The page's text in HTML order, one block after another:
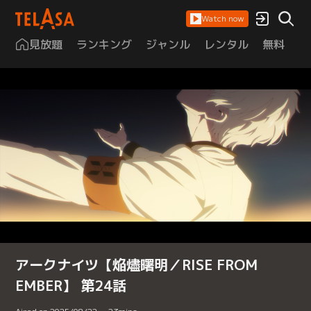
Watch now
見放題 ランキング ジャンル レンタル 無料
アークナイツ【焔燼曙明／RISE FROM
EMBER】 第24話